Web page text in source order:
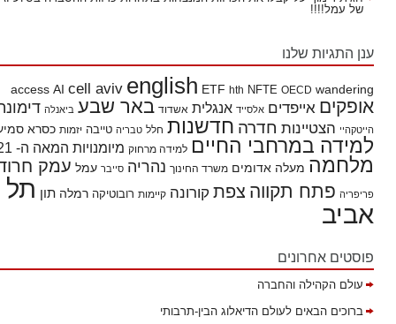
של עמל!!!!
ענן התגיות שלנו
access AI cell aviv english ETF hth NFTE OECD wandering
אופקים אייפדים אלסייד אנגלית אשדוד באר שבע ביאנלה דימונה
הייטקהיי הצטיינות חדרה חדשנות חלל טבריה טייבה יזמות כסרא סמיע
למידה במרחבי החיים למידה מרחוק מיומנויות המאה ה- 21
מלחמה מעלה אדומים משרד החינוך נהריה סייבר עמל עמק חרוד
פריפריה פתח תקווה צפת קורונה קיימות רובוטיקה רמלה תון
תל
אביב
פוסטים אחרונים
עולם הקהילה והחברה
ברוכים הבאים לעולם הדיאלוג הבין-תרבותי